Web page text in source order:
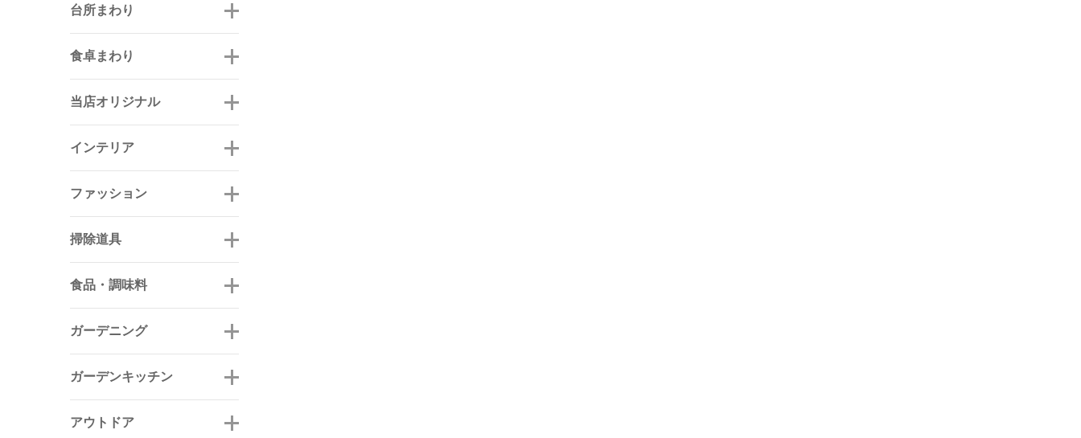
台所まわり
食卓まわり
当店オリジナル
インテリア
ファッション
掃除道具
食品・調味料
ガーデニング
ガーデンキッチン
アウトドア